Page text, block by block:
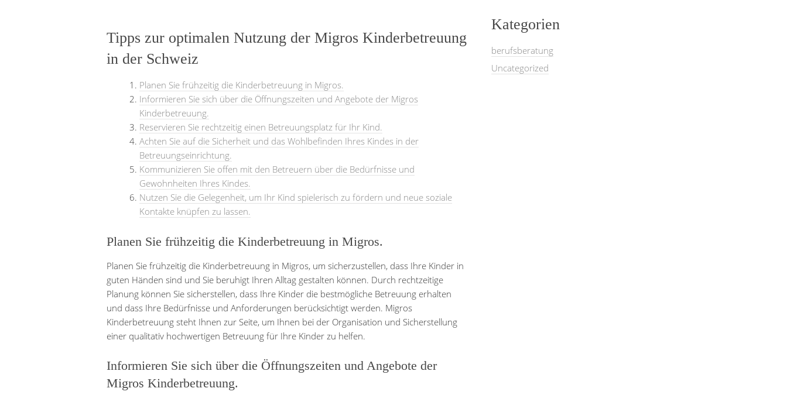
Tipps zur optimalen Nutzung der Migros Kinderbetreuung
in der Schweiz
Planen Sie frühzeitig die Kinderbetreuung in Migros.
Informieren Sie sich über die Öffnungszeiten und Angebote der Migros
Kinderbetreuung.
Reservieren Sie rechtzeitig einen Betreuungsplatz für Ihr Kind.
Achten Sie auf die Sicherheit und das Wohlbefinden Ihres Kindes in der
Betreuungseinrichtung.
Kommunizieren Sie offen mit den Betreuern über die Bedürfnisse und
Gewohnheiten Ihres Kindes.
Nutzen Sie die Gelegenheit, um Ihr Kind spielerisch zu fördern und neue soziale
Kontakte knüpfen zu lassen.
Planen Sie frühzeitig die Kinderbetreuung in Migros.
Planen Sie frühzeitig die Kinderbetreuung in Migros, um sicherzustellen, dass Ihre Kinder in
guten Händen sind und Sie beruhigt Ihren Alltag gestalten können. Durch rechtzeitige
Planung können Sie sicherstellen, dass Ihre Kinder die bestmögliche Betreuung erhalten
und dass Ihre Bedürfnisse und Anforderungen berücksichtigt werden. Migros
Kinderbetreuung steht Ihnen zur Seite, um Ihnen bei der Organisation und Sicherstellung
einer qualitativ hochwertigen Betreuung für Ihre Kinder zu helfen.
Informieren Sie sich über die Öffnungszeiten und Angebote der
Migros Kinderbetreuung.
Kategorien
berufsberatung
Uncategorized